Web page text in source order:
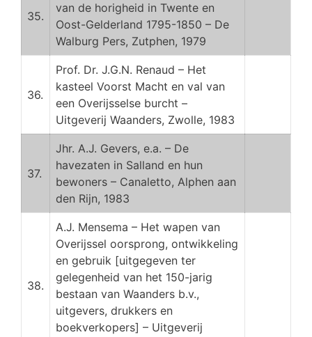
35.
van de horigheid in Twente en
Oost-Gelderland 1795-1850 – De
Walburg Pers, Zutphen, 1979
36.
Prof. Dr. J.G.N. Renaud – Het
kasteel Voorst Macht en val van
een Overijsselse burcht –
Uitgeverij Waanders, Zwolle, 1983
37.
Jhr. A.J. Gevers, e.a. – De
havezaten in Salland en hun
bewoners – Canaletto, Alphen aan
den Rijn, 1983
38.
A.J. Mensema – Het wapen van
Overijssel oorsprong, ontwikkeling
en gebruik [uitgegeven ter
gelegenheid van het 150-jarig
bestaan van Waanders b.v.,
uitgevers, drukkers en
boekverkopers] – Uitgeverij